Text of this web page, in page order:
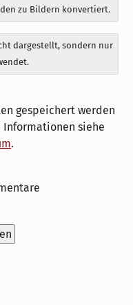
zu Bildern konvertiert.
dargestellt, sondern nur
gespeichert werden
siehe
.